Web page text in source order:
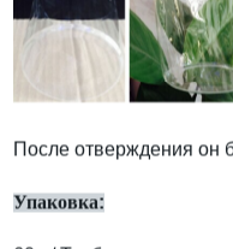
После отверждения он
Упаковка: